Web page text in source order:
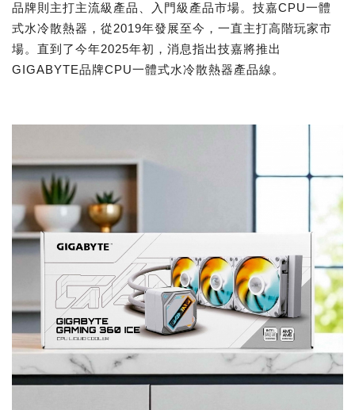
品牌則主打主流級產品、入門級產品市場。技嘉CPU一體
式水冷散熱器，從2019年發展至今，一直主打高階玩家市
場。直到了今年2025年初，消息指出技嘉將推出
GIGABYTE品牌CPU一體式水冷散熱器產品線。